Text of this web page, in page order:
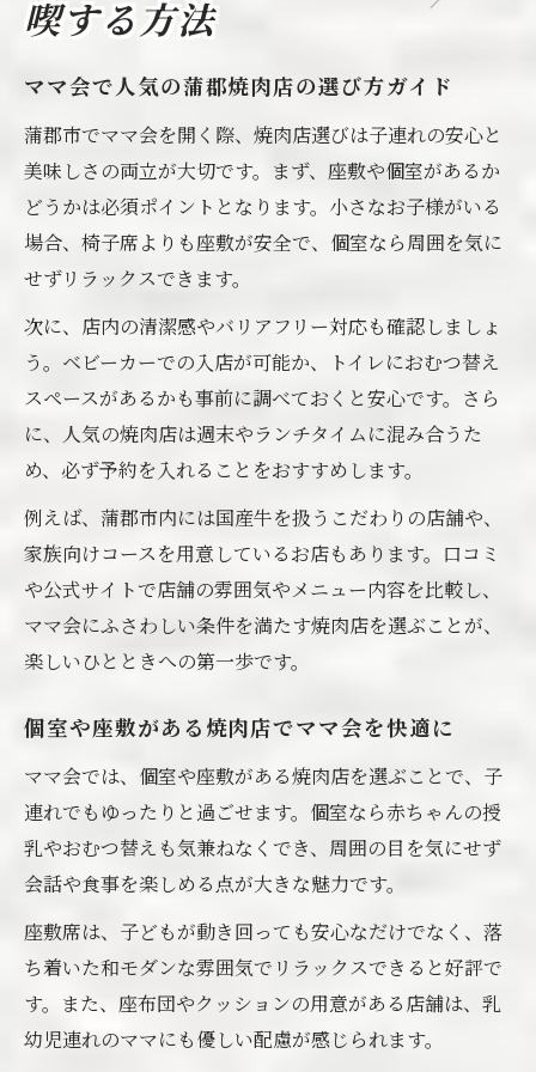
焼肉で叶える蒲郡市のママ会の楽しみ方
蒲郡市ならではの焼肉と地元グルメの魅力
ママ会が盛り上がる焼肉ランチの楽しみ方
子供と一緒に味わう焼肉ママ会のポイント
蒲郡市のママ会で話題になる焼肉の工夫
安心してママ会を開く焼肉のポイント
安全な食事を叶える焼肉ママ会の工夫
ママ会で押さえたい焼肉店の衛生ポイント
蒲郡の焼肉で安心して過ごすママ会の秘訣
ママ会計画時に役立つ焼肉の設備確認項目
赤ちゃん連れでも焼肉を楽しむコツ紹介
赤ちゃん連れママ会の焼肉デビュー準備術
離乳食期に安心な焼肉の食べ方と注意点
赤ちゃんと一緒に焼肉を楽しむママ会の工
夫
る方法
安心の焼肉ママ会におすすめサイドメニュ
ー
蒲郡市で注目のママ会向け焼肉体験
蒲郡市でママ会に人気の焼肉体験を徹底解
説
子連れ歓迎の焼肉ママ会で地元グルメ満喫
ママ会で味わいたい蒲郡焼肉の新定番とは
喫する方法
ママ会で人気の蒲郡焼肉店の選び方ガイド
蒲郡市でママ会を開く際、焼肉店選びは子連れの安心と
美味しさの両立が大切です。まず、座敷や個室があるか
どうかは必須ポイントとなります。小さなお子様がいる
場合、椅子席よりも座敷が安全で、個室なら周囲を気に
せずリラックスできます。
次に、店内の清潔感やバリアフリー対応も確認しましょ
う。ベビーカーでの入店が可能か、トイレにおむつ替え
スペースがあるかも事前に調べておくと安心です。さら
に、人気の焼肉店は週末やランチタイムに混み合うた
め、必ず予約を入れることをおすすめします。
例えば、蒲郡市内には国産牛を扱うこだわりの店舗や、
家族向けコースを用意しているお店もあります。口コミ
や公式サイトで店舗の雰囲気やメニュー内容を比較し、
ママ会にふさわしい条件を満たす焼肉店を選ぶことが、
楽しいひとときへの第一歩です。
個室や座敷がある焼肉店でママ会を快適に
ママ会では、個室や座敷がある焼肉店を選ぶことで、子
連れでもゆったりと過ごせます。個室なら赤ちゃんの授
乳やおむつ替えも気兼ねなくでき、周囲の目を気にせず
会話や食事を楽しめる点が大きな魅力です。
座敷席は、子どもが動き回っても安心なだけでなく、落
ち着いた和モダンな雰囲気でリラックスできると好評で
す。また、座布団やクッションの用意がある店舗は、乳
幼児連れのママにも優しい配慮が感じられます。